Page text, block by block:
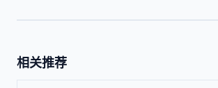
相关推荐